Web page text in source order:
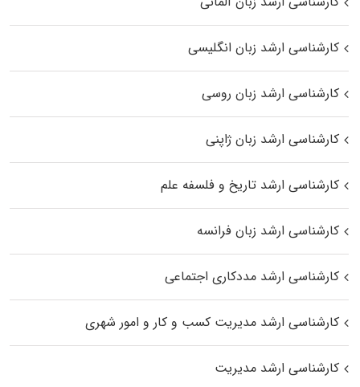
کارشناسی ارشد زبان انگلیسی
کارشناسی ارشد زبان روسی
کارشناسی ارشد زبان ژاپنی
کارشناسی ارشد تاریخ و فلسفه علم
کارشناسی ارشد زبان فرانسه
کارشناسی ارشد مددکاری اجتماعی
کارشناسی ارشد مدیریت کسب و کار و امور شهری
کارشناسی ارشد مدیریت